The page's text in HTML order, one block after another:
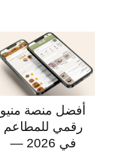
أفضل منصة منيو
رقمي للمطاعم
في 2026 —